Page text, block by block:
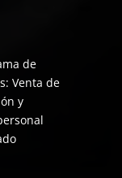
de
Venta de
y